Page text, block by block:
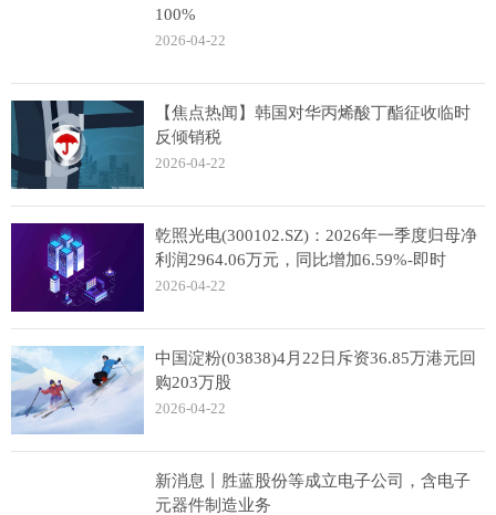
100%
2026-04-22
【焦点热闻】韩国对华丙烯酸丁酯征收临时
反倾销税
2026-04-22
乾照光电(300102.SZ)：2026年一季度归母净
利润2964.06万元，同比增加6.59%-即时
2026-04-22
中国淀粉(03838)4月22日斥资36.85万港元回
购203万股
2026-04-22
新消息丨胜蓝股份等成立电子公司，含电子
元器件制造业务